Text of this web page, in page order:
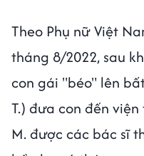
Theo Phụ nữ Việt
tháng 8/2022, sau
con gái "béo" lên
T.) đưa con đến
M. được các bác sĩ